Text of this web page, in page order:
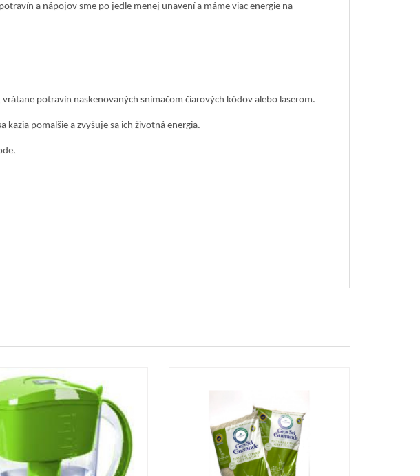
a nápojov sme po jedle menej unavení a máme viac energie na
potravín naskenovaných snímačom čiarových kódov alebo laserom.
pomalšie a zvyšuje sa ich životná energia.